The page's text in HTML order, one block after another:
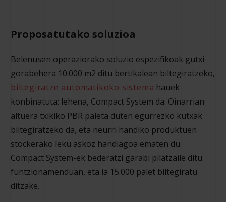
Proposatutako soluzioa
Belenusen operaziorako soluzio espezifikoak gutxi
gorabehera 10.000 m2 ditu bertikalean biltegiratzeko,
biltegiratze automatikoko sistema hauek
konbinatuta: lehena, Compact System da. Oinarrian
altuera txikiko PBR paleta duten egurrezko kutxak
biltegiratzeko da, eta neurri handiko produktuen
stockerako leku askoz handiagoa ematen du.
Compact System-ek bederatzi garabi pilatzaile ditu
funtzionamenduan, eta ia 15.000 palet biltegiratu
ditzake.